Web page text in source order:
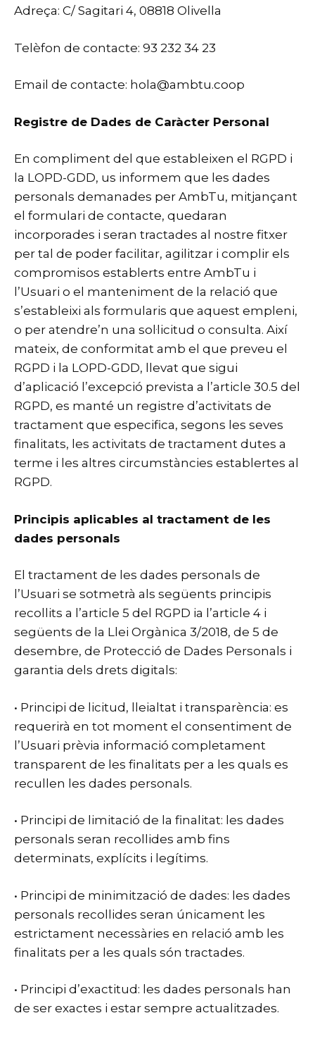
Adreça: C/ Sagitari 4, 08818 Olivella
Telèfon de contacte: 93 232 34 23
Email de contacte: hola@ambtu.coop
Registre de Dades de Caràcter Personal
En compliment del que estableixen el RGPD i
la LOPD-GDD, us informem que les dades
personals demanades per AmbTu, mitjançant
el formulari de contacte, quedaran
incorporades i seran tractades al nostre fitxer
per tal de poder facilitar, agilitzar i complir els
compromisos establerts entre AmbTu i
l’Usuari o el manteniment de la relació que
s’estableixi als formularis que aquest empleni,
o per atendre’n una sol·licitud o consulta. Així
mateix, de conformitat amb el que preveu el
RGPD i la LOPD-GDD, llevat que sigui
d’aplicació l’excepció prevista a l’article 30.5 del
RGPD, es manté un registre d’activitats de
tractament que especifica, segons les seves
finalitats, les activitats de tractament dutes a
terme i les altres circumstàncies establertes al
RGPD.
Principis aplicables al tractament de les
dades personals
El tractament de les dades personals de
l’Usuari se sotmetrà als següents principis
recollits a l’article 5 del RGPD ia l’article 4 i
següents de la Llei Orgànica 3/2018, de 5 de
desembre, de Protecció de Dades Personals i
garantia dels drets digitals:
• Principi de licitud, lleialtat i transparència: es
requerirà en tot moment el consentiment de
l’Usuari prèvia informació completament
transparent de les finalitats per a les quals es
recullen les dades personals.
• Principi de limitació de la finalitat: les dades
personals seran recollides amb fins
determinats, explícits i legítims.
• Principi de minimització de dades: les dades
personals recollides seran únicament les
estrictament necessàries en relació amb les
finalitats per a les quals són tractades.
• Principi d’exactitud: les dades personals han
de ser exactes i estar sempre actualitzades.